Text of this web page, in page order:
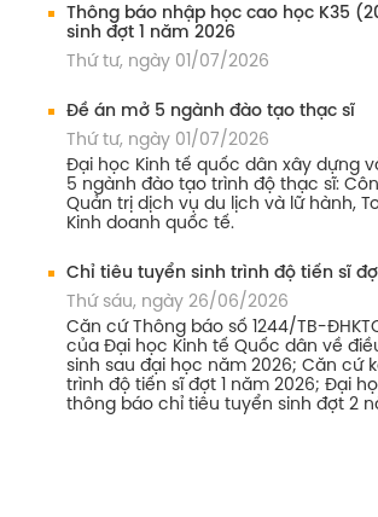
Thông báo nhập học cao học K35
sinh đợt 1 năm 2026
Thứ tư, ngày 01/07/2026
Đề án mở 5 ngành đào tạo thạc sĩ
Thứ tư, ngày 01/07/2026
Đại học Kinh tế quốc dân xây dựng
5 ngành đào tạo trình độ thạc sĩ:
Quản trị dịch vụ du lịch và lữ hành,
Kinh doanh quốc tế.
Chỉ tiêu tuyển sinh trình độ tiến sĩ
Thứ sáu, ngày 26/06/2026
Căn cứ Thông báo số 1244/TB-
của Đại học Kinh tế Quốc dân về
sinh sau đại học năm 2026; Căn cứ
trình độ tiến sĩ đợt 1 năm 2026; Đại
thông báo chỉ tiêu tuyển sinh đợt 2